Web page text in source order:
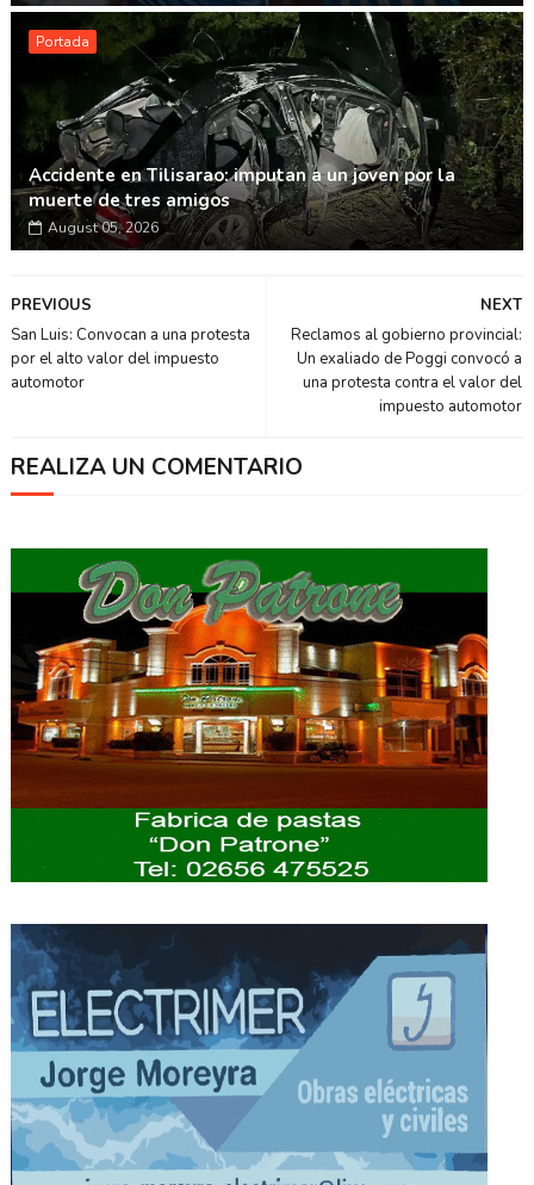
Portada
Accidente en Tilisarao: imputan a un joven por la
muerte de tres amigos
August 05, 2026
NEXT
Reclamos al gobierno provincial:
Un exaliado de Poggi convocó a
una protesta contra el valor del
impuesto automotor
PREVIOUS
San Luis: Convocan a una protesta
por el alto valor del impuesto
automotor
REALIZA UN COMENTARIO